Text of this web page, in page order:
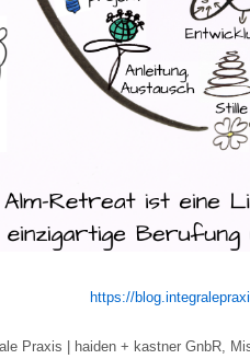
https://
Praxis | haiden + kastner GnbR,